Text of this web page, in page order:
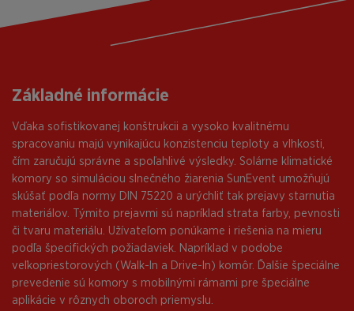
Základné informácie
Vďaka sofistikovanej konštrukcii a vysoko kvalitnému
spracovaniu majú vynikajúcu konzistenciu teploty a vlhkosti,
čím zaručujú správne a spoľahlivé výsledky. Solárne klimatické
komory so simuláciou slnečného žiarenia SunEvent umožňujú
skúšať podľa normy DIN 75220 a urýchliť tak prejavy starnutia
materiálov. Týmito prejavmi sú napríklad strata farby, pevnosti
či tvaru materiálu. Užívateľom ponúkame i riešenia na mieru
podľa špecifických požiadaviek. Napríklad v podobe
veľkopriestorových (Walk-In a Drive-In) komôr. Ďalšie špeciálne
prevedenie sú komory s mobilnými rámami pre špeciálne
aplikácie v rôznych oboroch priemyslu.